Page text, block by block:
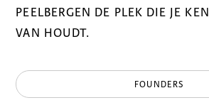
PEELBERGEN DE PLEK DIE JE
VAN HOUDT.
FOUNDERS